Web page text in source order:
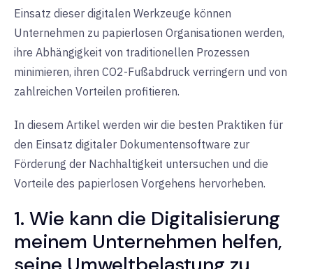
Einsatz dieser digitalen Werkzeuge können
Unternehmen zu papierlosen Organisationen werden,
ihre Abhängigkeit von traditionellen Prozessen
minimieren, ihren CO2-Fußabdruck verringern und von
zahlreichen Vorteilen profitieren.
In diesem Artikel werden wir die besten Praktiken für
den Einsatz digitaler Dokumentensoftware zur
Förderung der Nachhaltigkeit untersuchen und die
Vorteile des papierlosen Vorgehens hervorheben.
1. Wie kann die Digitalisierung
meinem Unternehmen helfen,